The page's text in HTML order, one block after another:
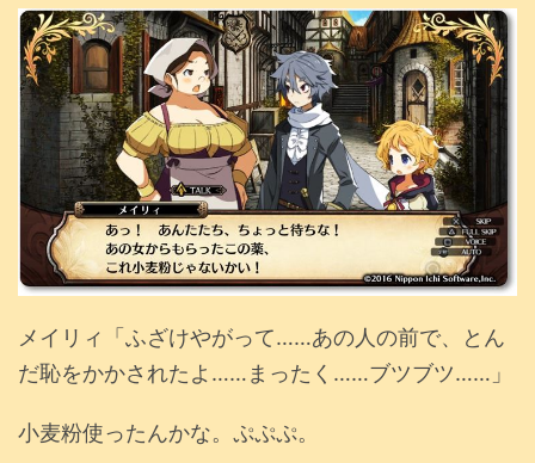
メイリィ「ふざけやがって……あの人の前で、とん
だ恥をかかされたよ……まったく……ブツブツ……」
小麦粉使ったんかな。ぷぷぷ。